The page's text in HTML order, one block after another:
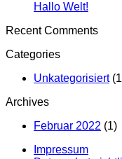
Hallo Welt!
zu
Recent Comments
Categories
Unkategorisiert
Archives
Februar 2022 (1)
Impressum